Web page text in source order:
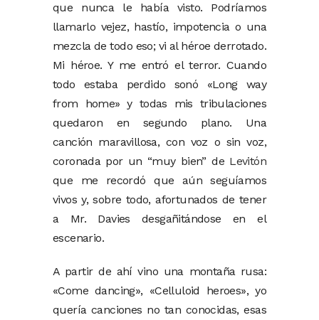
que nunca le había visto. Podríamos
llamarlo vejez, hastío, impotencia o una
mezcla de todo eso; vi al héroe derrotado.
Mi héroe. Y me entró el terror. Cuando
todo estaba perdido sonó «Long way
from home» y todas mis tribulaciones
quedaron en segundo plano. Una
canción maravillosa, con voz o sin voz,
coronada por un “muy bien” de Levitón
que me recordó que aún seguíamos
vivos y, sobre todo, afortunados de tener
a Mr. Davies desgañitándose en el
escenario.
A partir de ahí vino una montaña rusa:
«Come dancing», «Celluloid heroes», yo
quería canciones no tan conocidas, esas